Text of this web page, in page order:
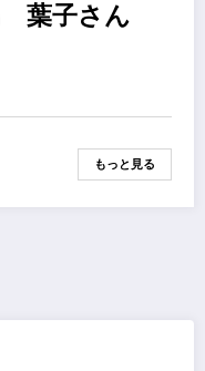
葉子さん
もっと見る